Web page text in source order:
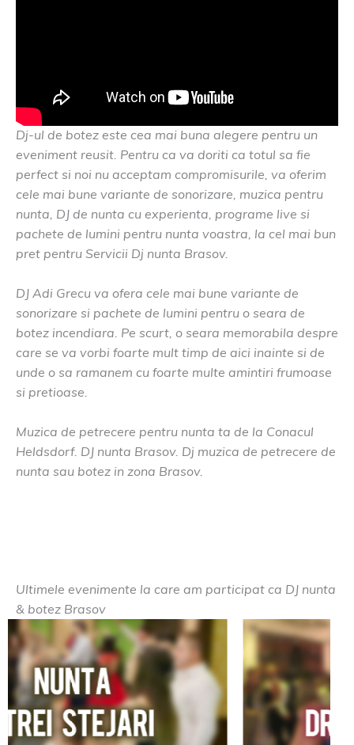
Dj-ul de botez este cea mai buna alegere pentru un
eveniment reusit. Pentru ca va doriti ca totul sa fie
perfect si noi nu acceptam compromisurile, va oferim
cele mai bune variante de sonorizare, muzica pentru
nunta, DJ de nunta cu experienta, programe live si
pachete de lumini pentru nunta voastra, la cel mai bun
pret pentru Servicii Dj nunta Brasov.
DJ Adi Grecu va ofera cele mai bune variante de
sonorizare si pachete de lumini pentru o seara de
botez incendiara. Pe scurt, o seara memorabila despre
care se va vorbi foarte mult timp de aici inainte si de
unde o sa ramanem cu foarte multe amintiri frumoase
si pretioase.
Muzica de petrecere pentru nunta ta de la Conacul
Heldsdorf. DJ nunta Brasov. Dj muzica de petrecere de
nunta sau botez in zona Brasov.
Ultimele evenimente la care am participat ca DJ nunta
& botez Brasov